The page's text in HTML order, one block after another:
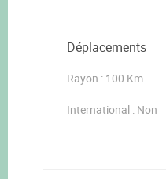
Déplacements
Rayon : 100 Km
International : Non